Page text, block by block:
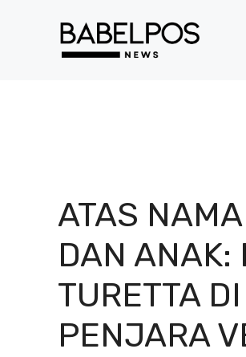
ATAS
DAN ANAK:
TURETTA DI
PENJARA